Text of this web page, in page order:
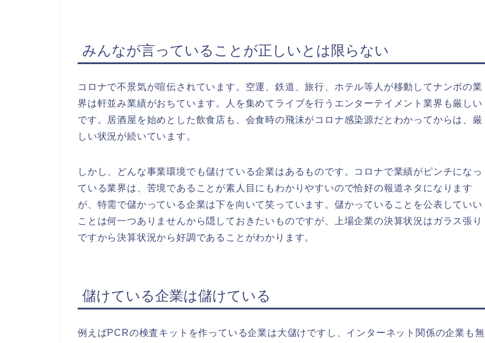
みんなが言っていることが正しいとは限らない
コロナで不景気が喧伝されています。空運、鉄道、旅行、ホテル等人が移動してナンボの業
界は軒並み業績がおちています。人を集めてライブを行うエンターテイメント業界も厳しい
です。居酒屋を始めとした飲食店も、会食時の飛沫がコロナ感染源だとわかってからは、厳
しい状況が続いています。
しかし、どんな事業環境でも儲けている企業はあるものです。コロナで業績がピンチになっ
ている業界は、苦境であることが素人目にもわかりやすいので恰好の報道ネタになります
が、特需で儲かっている企業は下を向いて笑っています。儲かっていることを公表していい
ことは何一つありませんから隠しておきたいものですが、上場企業の決算状況はガラス張り
ですから決算状況から好調であることがわかります。
儲けている企業は儲けている
例えばPCRの検査キットを作っている企業は大儲けですし、インターネット関係の企業も無